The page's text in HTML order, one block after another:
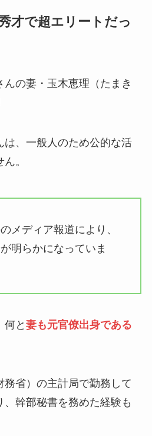
才で超エリートだっ
の妻・玉木恵理（たまき
は、一般人のため公的な活
。
メディア報道により、
明らかになっていま
何と 妻も元官僚出身である
務省）の主計局で勤務して
幹部秘書を務めた経験も